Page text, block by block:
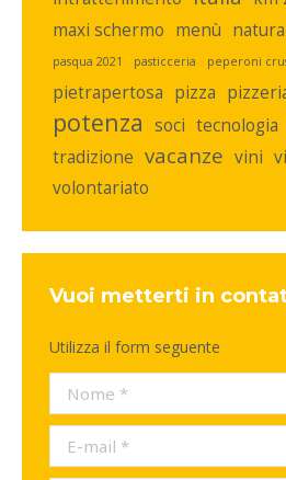
maxi schermo menù natura
pasqua 2021 pasticceria peperoni
pietrapertosa pizza
potenza soci tecnologia
tradizione vacanze vini
volontariato
Vuoi metterti in
Utilizza il form seguente
Nome *
E-mail *